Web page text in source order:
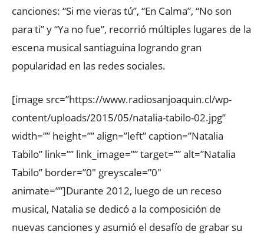
canciones: “Si me vieras tú”, “En Calma”, “No son
para ti” y “Ya no fue”, recorrió múltiples lugares de la
escena musical santiaguina logrando gran
popularidad en las redes sociales.
[image src=”https://www.radiosanjoaquin.cl/wp-
content/uploads/2015/05/natalia-tabilo-02.jpg”
width=”” height=”” align=”left” caption=”Natalia
Tabilo” link=”” link_image=”” target=”” alt=”Natalia
Tabilo” border=”0″ greyscale=”0″
animate=””]Durante 2012, luego de un receso
musical, Natalia se dedicó a la composición de
nuevas canciones y asumió el desafío de grabar su